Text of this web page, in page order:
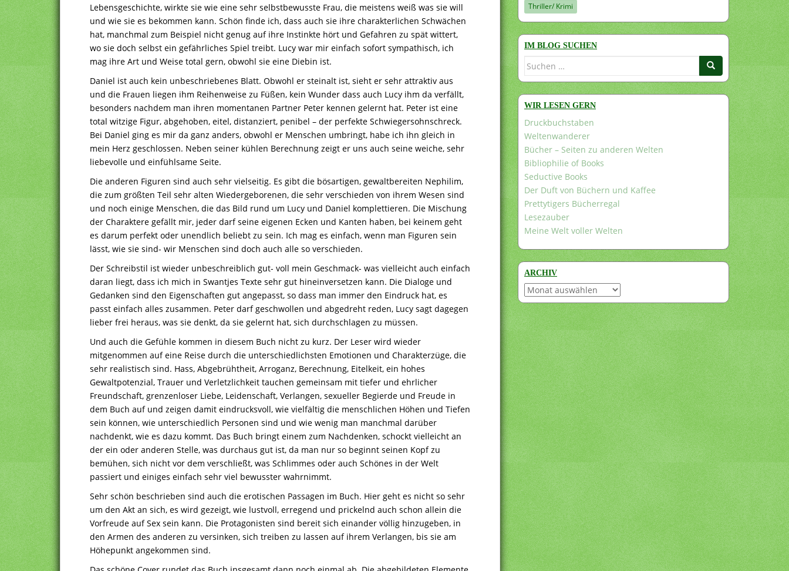
Lebensgeschichte, wirkte sie wie eine sehr selbstbewusste Frau, die meistens weiß was sie will
und wie sie es bekommen kann. Schön finde ich, dass auch sie ihre charakterlichen Schwächen
hat, manchmal zum Beispiel nicht genug auf ihre Instinkte hört und Gefahren zu spät wittert,
wo sie doch selbst ein gefährliches Spiel treibt. Lucy war mir einfach sofort sympathisch, ich
mag ihre Art und Weise total gern, obwohl sie eine Diebin ist.
Daniel ist auch kein unbeschriebenes Blatt. Obwohl er steinalt ist, sieht er sehr attraktiv aus
und die Frauen liegen ihm Reihenweise zu Füßen, kein Wunder dass auch Lucy ihm da verfällt,
besonders nachdem man ihren momentanen Partner Peter kennen gelernt hat. Peter ist eine
total witzige Figur, abgehoben, eitel, distanziert, penibel – der perfekte Schwiegersohnschreck.
Bei Daniel ging es mir da ganz anders, obwohl er Menschen umbringt, habe ich ihn gleich in
mein Herz geschlossen. Neben seiner kühlen Berechnung zeigt er uns auch seine weiche, sehr
liebevolle und einfühlsame Seite.
Die anderen Figuren sind auch sehr vielseitig. Es gibt die bösartigen, gewaltbereiten Nephilim,
die zum größten Teil sehr alten Wiedergeborenen, die sehr verschieden von ihrem Wesen sind
und noch einige Menschen, die das Bild rund um Lucy und Daniel komplettieren. Die Mischung
der Charaktere gefällt mir, jeder darf seine eigenen Ecken und Kanten haben, bei keinem geht
es darum perfekt oder unendlich beliebt zu sein. Ich mag es einfach, wenn man Figuren sein
lässt, wie sie sind- wir Menschen sind doch auch alle so verschieden.
Der Schreibstil ist wieder unbeschreiblich gut- voll mein Geschmack- was vielleicht auch einfach
daran liegt, dass ich mich in Swantjes Texte sehr gut hineinversetzen kann. Die Dialoge und
Gedanken sind den Eigenschaften gut angepasst, so dass man immer den Eindruck hat, es
passt einfach alles zusammen. Peter darf geschwollen und abgedreht reden, Lucy sagt dagegen
lieber frei heraus, was sie denkt, da sie gelernt hat, sich durchschlagen zu müssen.
Und auch die Gefühle kommen in diesem Buch nicht zu kurz. Der Leser wird wieder
mitgenommen auf eine Reise durch die unterschiedlichsten Emotionen und Charakterzüge, die
sehr realistisch sind. Hass, Abgebrühtheit, Arroganz, Berechnung, Eitelkeit, ein hohes
Gewaltpotenzial, Trauer und Verletzlichkeit tauchen gemeinsam mit tiefer und ehrlicher
Freundschaft, grenzenloser Liebe, Leidenschaft, Verlangen, sexueller Begierde und Freude in
dem Buch auf und zeigen damit eindrucksvoll, wie vielfältig die menschlichen Höhen und Tiefen
sein können, wie unterschiedlich Personen sind und wie wenig man manchmal darüber
nachdenkt, wie es dazu kommt. Das Buch bringt einem zum Nachdenken, schockt vielleicht an
der ein oder anderen Stelle, was durchaus gut ist, da man nur so beginnt seinen Kopf zu
bemühen, sich nicht vor dem verschließt, was Schlimmes oder auch Schönes in der Welt
passiert und einiges einfach sehr viel bewusster wahrnimmt.
Sehr schön beschrieben sind auch die erotischen Passagen im Buch. Hier geht es nicht so sehr
um den Akt an sich, es wird gezeigt, wie lustvoll, erregend und prickelnd auch schon allein die
Vorfreude auf Sex sein kann. Die Protagonisten sind bereit sich einander völlig hinzugeben, in
den Armen des anderen zu versinken, sich treiben zu lassen auf ihrem Verlangen, bis sie am
Höhepunkt angekommen sind.
Thriller/ Krimi
IM BLOG SUCHEN
Suchen
WIR LESEN GERN
Druckbuchstaben
Weltenwanderer
Bücher – Seiten zu anderen Welten
Bibliophilie of Books
Seductive Books
Der Duft von Büchern und Kaffee
Prettytigers Bücherregal
Lesezauber
Meine Welt voller Welten
ARCHIV
Archiv